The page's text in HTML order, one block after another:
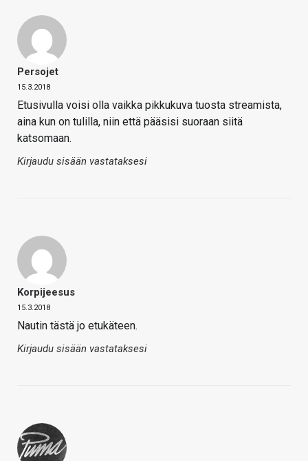
Persojet
15.3.2018
Etusivulla voisi olla vaikka pikkukuva tuosta streamista,
aina kun on tulilla, niin että pääsisi suoraan siitä
katsomaan.
Kirjaudu sisään vastataksesi
Korpijeesus
15.3.2018
Nautin tästä jo etukäteen.
Kirjaudu sisään vastataksesi